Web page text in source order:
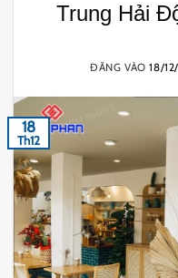
Trung Hải
ĐĂNG VÀO18/
18
Th12